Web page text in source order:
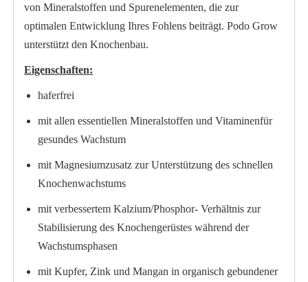
von Mineralstoffen und Spurenelementen, die zur
optimalen Entwicklung Ihres Fohlens beiträgt. Podo Grow
unterstützt den Knochenbau.
Eigenschaften:
haferfrei
mit allen essentiellen Mineralstoffen und Vitaminenfür
gesundes Wachstum
mit Magnesiumzusatz zur Unterstützung des schnellen
Knochenwachstums
mit verbessertem Kalzium/Phosphor- Verhältnis zur
Stabilisierung des Knochengerüstes während der
Wachstumsphasen
mit Kupfer, Zink und Mangan in organisch gebundener